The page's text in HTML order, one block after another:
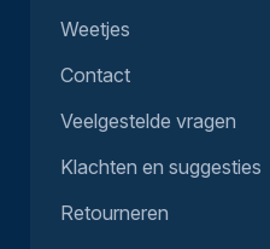
Weetjes
Contact
Veelgestelde vragen
Klachten en suggesties
Retourneren